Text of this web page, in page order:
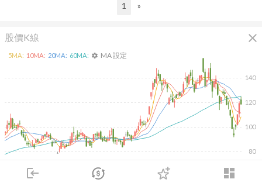
login dashboard
市場 登入
1 »
股價K線 close
2026/02/06 2026/04/08 2026/05/26 2026/07/14
80
100
120
140
5MA: 10MA: 20MA: 60MA: settings MA 設定